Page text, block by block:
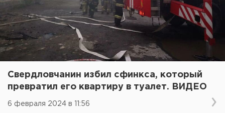
Свердловчанин избил сфинкса, который
превратил его квартиру в туалет. ВИДЕО
6 февраля 2024 в 11:56